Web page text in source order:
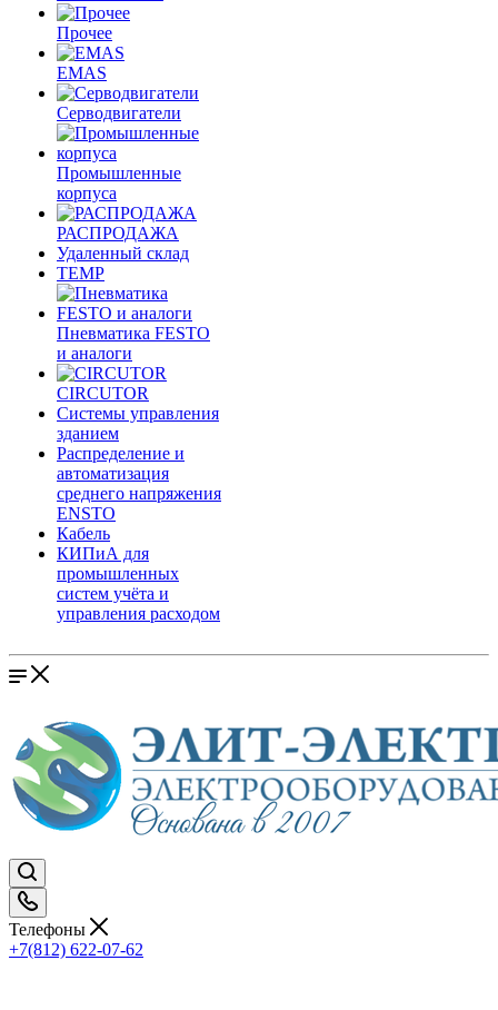
Прочее
EMAS
Cерводвигатели
Промышленные
корпуса
РАСПРОДАЖА
Удаленный склад
TEMP
Пневматика FESTO
и аналоги
CIRCUTOR
Системы управления
зданием
Распределение и
автоматизация
среднего напряжения
ENSTO
Кабель
КИПиА для
промышленных
систем учёта и
управления расходом
Телефоны
+7(812) 622-07-62